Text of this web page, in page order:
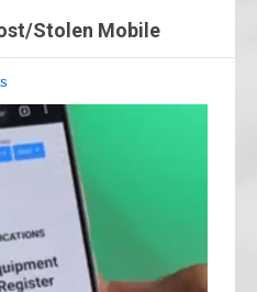
Stolen Mobile